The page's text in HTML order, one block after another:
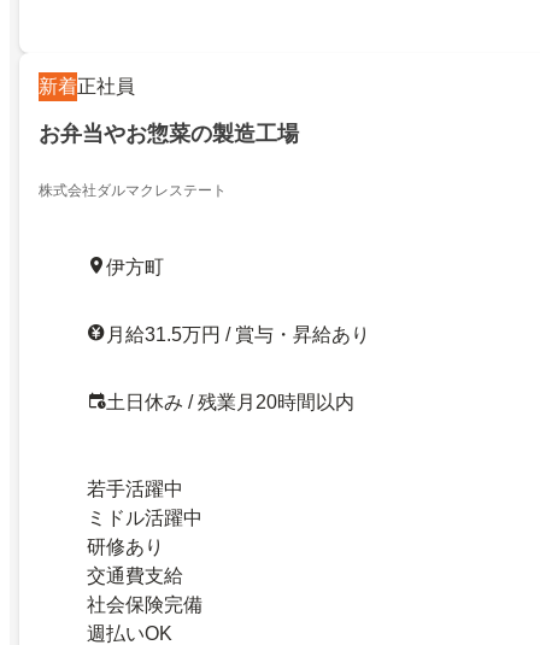
新着正社員
お弁当やお惣菜の製造工場
株式会社ダルマクレステート
伊方町
月給31.5万円 / 賞与・昇給あり
土日休み / 残業月20時間以内
若手活躍中
ミドル活躍中
研修あり
交通費支給
社会保険完備
週払いOK